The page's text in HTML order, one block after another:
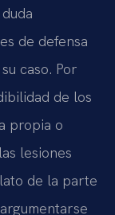
de defensa
caso. Por
de los
propia o
lesiones
de la parte